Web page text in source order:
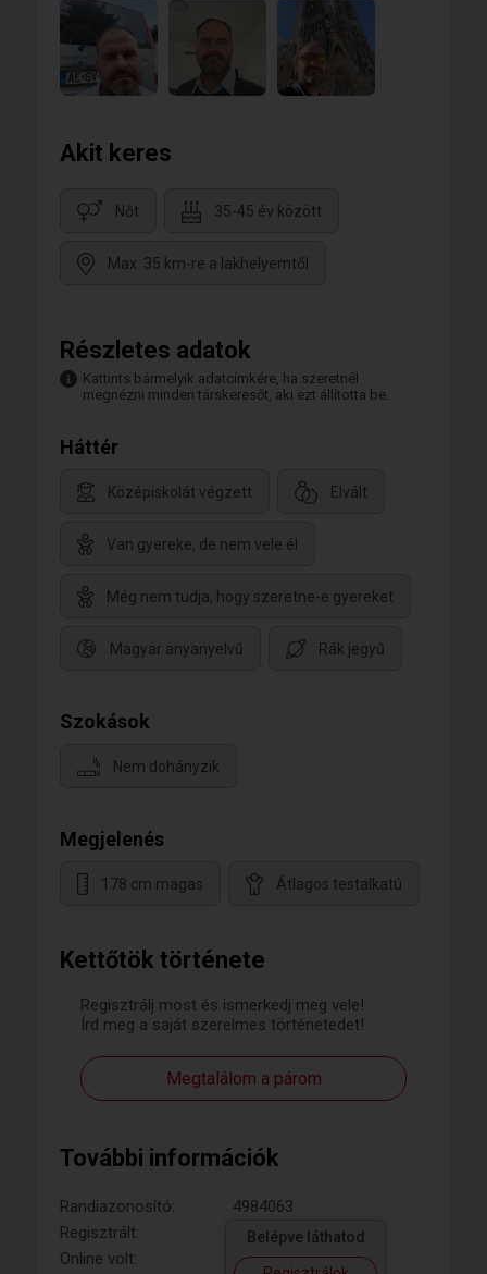
Kettőtök története
Regisztrálj most és ismerkedj meg vele!
Írd meg a saját szerelmes történetedet!
Megtalálom a párom
További információk
Randiazonosító:
4984063
Regisztrált:
Online volt:
Belépve láthatod
Akit keres
Nőt 35-45 év között
Max. 35 km-re a lakhelyemtől
Részletes adatok
Kattints bármelyik adatcímkére, ha szeretnél
megnézni minden társkeresőt, aki ezt állította be.
Háttér
Középiskolát végzett Elvált
Van gyereke, de nem vele él
Még nem tudja, hogy szeretne-e gyereket
Magyar anyanyelvű Rák jegyű
Szokások
Nem dohányzik
Megjelenés
178 cm magas Átlagos testalkatú